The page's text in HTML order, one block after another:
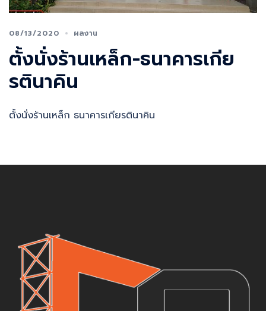
08/13/2020 ผลงาน
ตั้งนั่งร้านเหล็ก-ธนาคารเกีย
รตินาคิน​
ตั้งนั่งร้านเหล็ก ธนาคารเกียรตินาคิน